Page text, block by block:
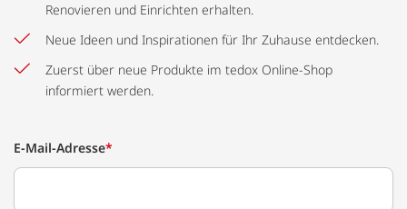
Renovieren und Einrichten erhalten.
Neue Ideen und Inspirationen für Ihr Zuhause entdecken.
Zuerst über neue Produkte im tedox Online-Shop
informiert werden.
E-Mail-Adresse*